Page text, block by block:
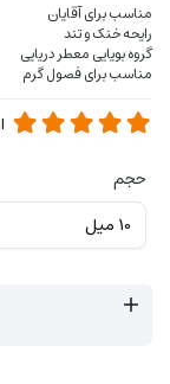
مناسب برای آقایان
رایحه خنک و تند
گروه بویایی معطر دریایی
مناسب برای فصول گرم
حجم